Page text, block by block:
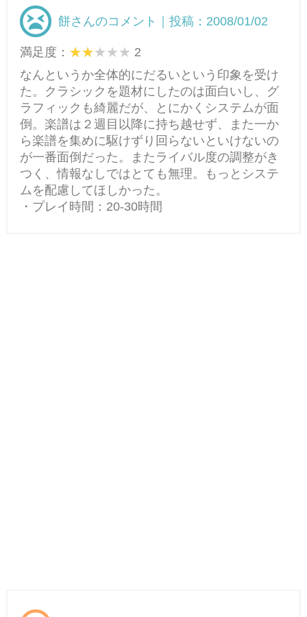
餅さんのコメント｜投稿：2008/01/02
満足度：
2
なんというか全体的にだるいという印象を受け
た。クラシックを題材にしたのは面白いし、グ
ラフィックも綺麗だが、とにかくシステムが面
倒。楽譜は２週目以降に持ち越せず、また一か
ら楽譜を集めに駆けずり回らないといけないの
が一番面倒だった。またライバル度の調整がき
つく、情報なしではとても無理。もっとシステ
ムを配慮してほしかった。
・プレイ時間：20-30時間